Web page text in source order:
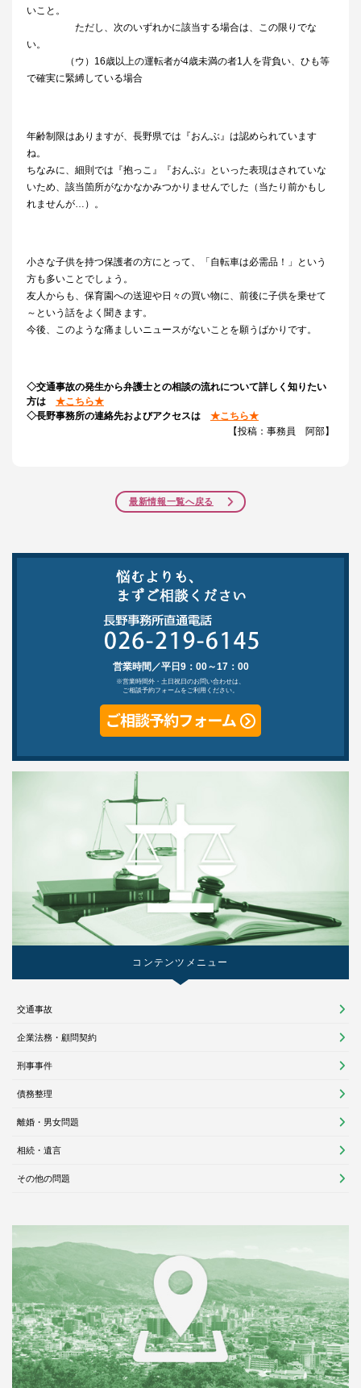
いこと。
ただし、次のいずれかに該当する場合は、この限りでな
い。
（ウ）16歳以上の運転者が4歳未満の者1人を背負い、ひも等
で確実に緊縛している場合
年齢制限はありますが、長野県では『おんぶ』は認められています
ね。
ちなみに、細則では『抱っこ』『おんぶ』といった表現はされていな
いため、該当箇所がなかなかみつかりませんでした（当たり前かもし
れませんが…）。
小さな子供を持つ保護者の方にとって、「自転車は必需品！」という
方も多いことでしょう。
友人からも、保育園への送迎や日々の買い物に、前後に子供を乗せて
～という話をよく聞きます。
今後、このような痛ましいニュースがないことを願うばかりです。
◇交通事故の発生から弁護士との相談の流れについて詳しく知りたい
方は ★こちら★
◇長野事務所の連絡先およびアクセスは ★こちら★
【投稿：事務員 阿部】
最新情報一覧へ戻る
営業時間／平日9：00～17：00
※営業時間外・土日祝日のお問い合わせは、
ご相談予約フォームをご利用ください。
コンテンツメニュー
交通事故
企業法務・顧問契約
刑事事件
債務整理
離婚・男女問題
相続・遺言
その他の問題